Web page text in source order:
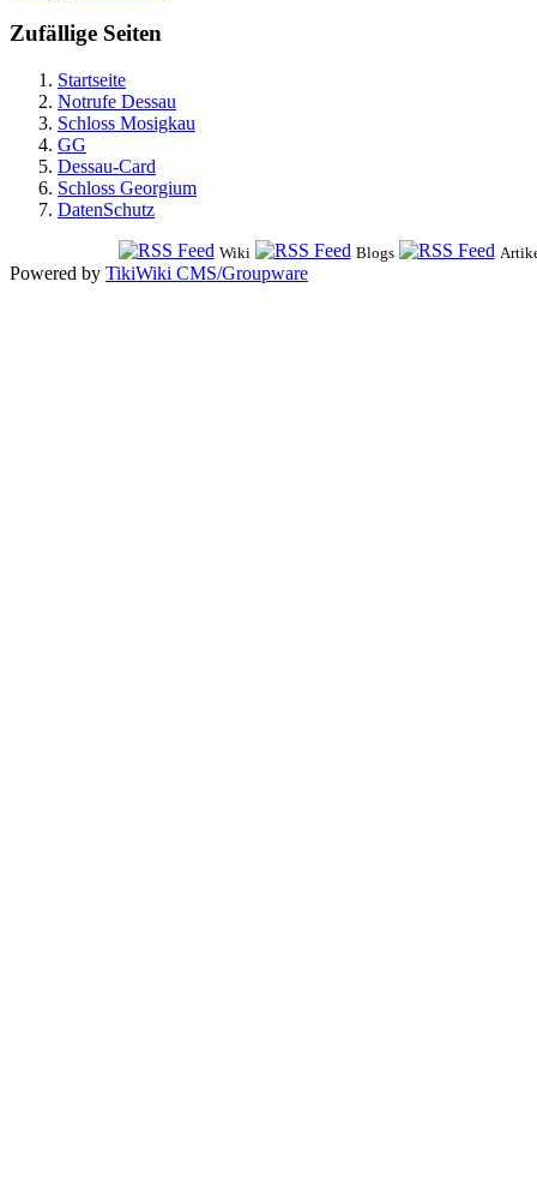
Zufällige Seiten
Startseite
Notrufe Dessau
Schloss Mosigkau
GG
Dessau-Card
Schloss Georgium
DatenSchutz
Wiki Blogs
Powered by TikiWiki CMS/Groupware